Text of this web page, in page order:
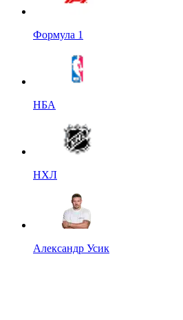
Формула 1
НБА
НХЛ
Александр Усик